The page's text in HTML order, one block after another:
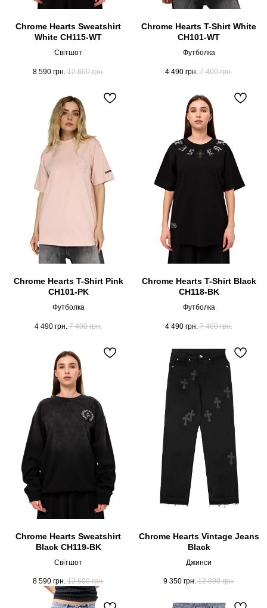
Chrome Hearts Sweatshirt
White CH115-WT
Світшот
8 590 грн. 12 600 грн.
Chrome Hearts T-Shirt White
CH101-WT
Футболка
4 490 грн. 7 400 грн.
Chrome Hearts T-Shirt Pink
CH101-PK
Футболка
4 490 грн. 7 400 грн.
Chrome Hearts T-Shirt Black
CH118-BK
Футболка
4 490 грн. 7 400 грн.
Chrome Hearts Sweatshirt
Black CH119-BK
Світшот
8 590 грн. 12 600 грн.
Chrome Hearts Vintage Jeans
Black
Джинси
9 350 грн. 12 890 грн.